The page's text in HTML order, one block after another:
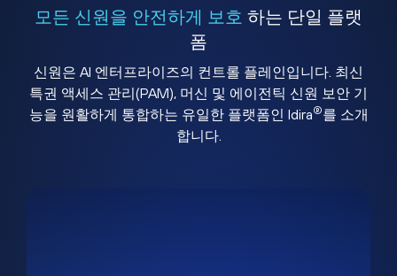
모든 신원을 안전하게 보호 하는 단일 플랫
폼
신원은 AI 엔터프라이즈의 컨트롤 플레인입니다. 최신
특권 액세스 관리(PAM), 머신 및 에이전틱 신원 보안 기
능을 원활하게 통합하는 유일한 플랫폼인 Idira®를 소개
합니다.